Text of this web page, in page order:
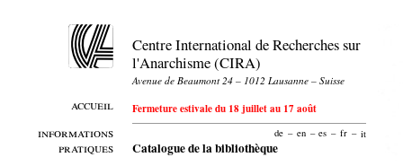
accueil
informations
pratiques
Centre International de Recherches sur
l'Anarchisme (CIRA)
Avenue de Beaumont 24 – 1012 Lausanne – Suisse
Fermeture estivale du 18 juillet au 17 août
de – en – es – fr – it
Catalogue de la bibliothèque